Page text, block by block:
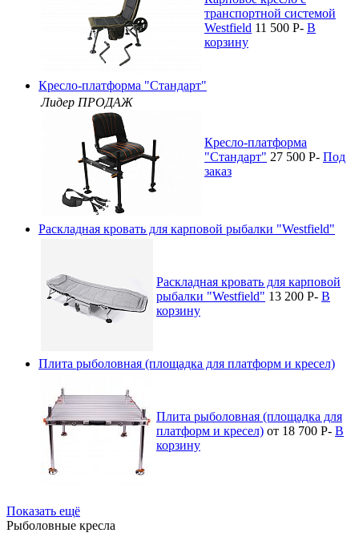
транспортной системой
Westfield 11 500 P- В
корзину
Кресло-платформа "Стандарт"
Лидер ПРОДАЖ
Кресло-платформа
"Стандарт" 27 500 P- Под
заказ
Раскладная кровать для карповой рыбалки "Westfield"
Раскладная кровать для карповой
рыбалки "Westfield" 13 200 P- В
корзину
Плита рыболовная (площадка для платформ и кресел)
Плита рыболовная (площадка для
платформ и кресел) от 18 700 P- В
корзину
Показать ещё
Рыболовные кресла